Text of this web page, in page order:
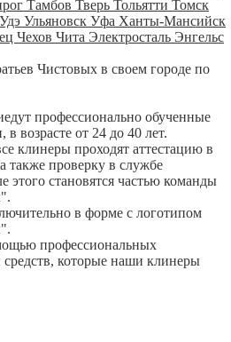
Тамбов Тверь Тольятти Томск
Ульяновск Уфа Ханты-Мансийск
Чехов Чита Электросталь Энгельс
Чистовых в своем городе по
профессионально обученные
возрасте от 24 до 40 лет.
клинеры проходят аттестацию в
проверку в службе
этого становятся частью команды
в форме с логотипом
профессиональных
которые наши клинеры